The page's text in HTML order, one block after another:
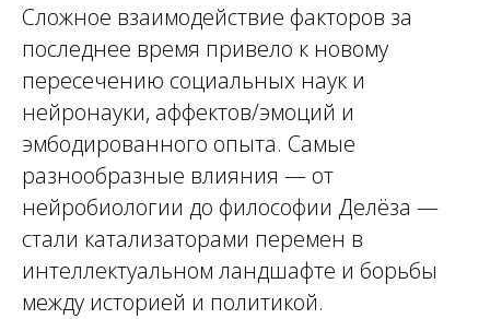
Сложное взаимодействие факторов за
последнее время привело к новому
пересечению социальных наук и
нейронауки, аффектов/эмоций и
эмбодированного опыта. Самые
разнообразные влияния — от
нейробиологии до философии Делёза —
стали катализаторами перемен в
интеллектуальном ландшафте и борьбы
между историей и политикой.